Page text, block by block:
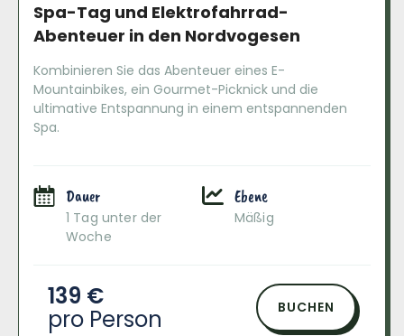
Spa-Tag und Elektrofahrrad-
Abenteuer in den Nordvogesen
Kombinieren Sie das Abenteuer eines E-
Mountainbikes, ein Gourmet-Picknick und die
ultimative Entspannung in einem entspannenden
Spa.
Dauer
1 Tag unter der
Woche
Ebene
Mäßig
139 €
pro Person BUCHEN